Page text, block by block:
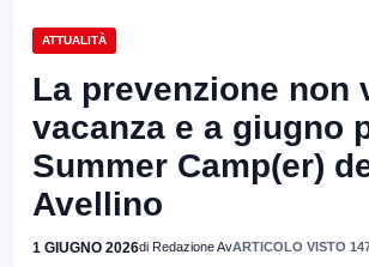
ATTUALITÀ
La prevenzione non
vacanza e a giugno
Summer Camp(er)
Avellino
1 GIUGNO 2026di Redazione AvARTICOLO VISTO